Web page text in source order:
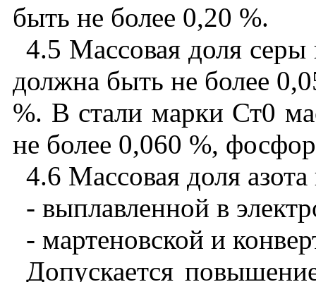
быть не более 0,20 %.
4.5 Массовая доля серы
должна быть не более
%. В стали марки Ст0
не более 0,060 %,
4.6 Массовая доля азота
- выплавленной в
- мартеновской и
Допускается